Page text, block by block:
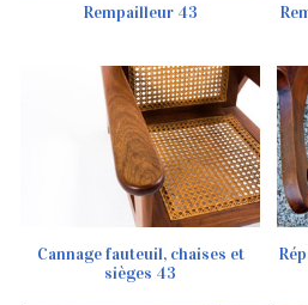
Rempailleur 43
Cannage fauteuil, chaises et
sièges 43